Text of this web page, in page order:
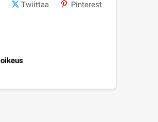
Twiittaa Pinterest